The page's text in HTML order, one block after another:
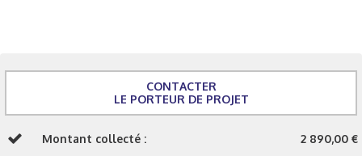
CONTACTER
LE PORTEUR DE PROJET
Montant collecté : 2 890,00 €